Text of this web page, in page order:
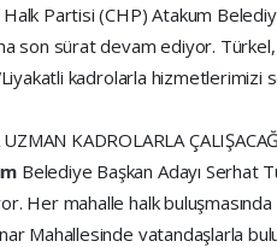
Partisi (CHP) Atakum
son sürat devam ediyor. Türkel,
kadrolarla hizmetlerimizi
KADROLARLA
Belediye Başkan Adayı Serhat
Her mahalle halk
Mahallesinde vatandaşlarla